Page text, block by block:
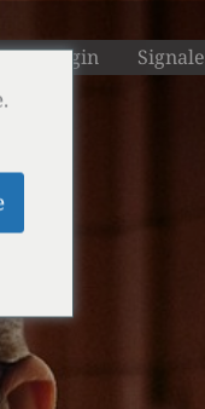
Login Signale